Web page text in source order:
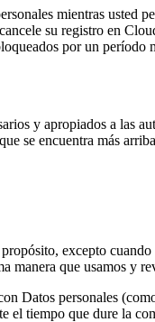
mientras
su registro en
por un
y apropiados a las
se encuentra más
excepto
manera que usamos y
Datos personales
el tiempo que dure la